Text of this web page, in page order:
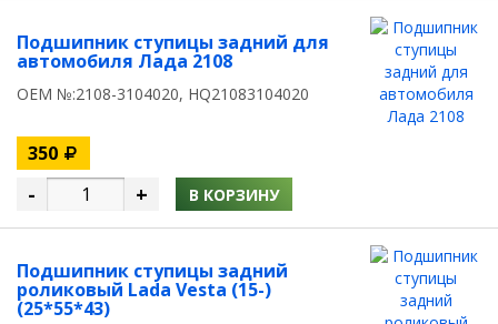
Подшипник ступицы задний для
автомобиля Лада 2108
OEM №:2108-3104020, HQ21083104020
350
- + В КОРЗИНУ
Подшипник ступицы задний
роликовый Lada Vesta (15-)
(25*55*43)